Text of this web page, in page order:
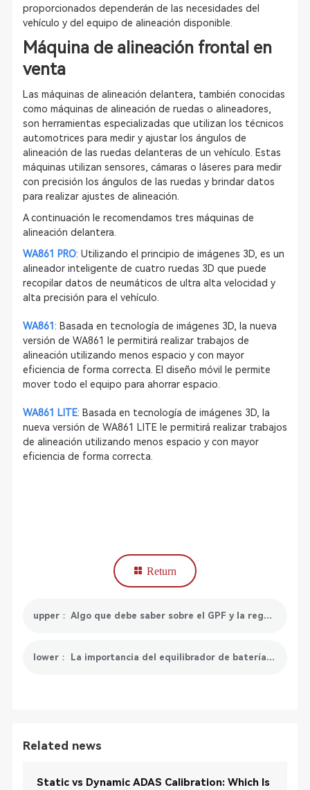
proporcionados dependerán de las necesidades del
vehículo y del equipo de alineación disponible.
Máquina de alineación frontal en
venta
Las máquinas de alineación delantera, también conocidas
como máquinas de alineación de ruedas o alineadores,
son herramientas especializadas que utilizan los técnicos
automotrices para medir y ajustar los ángulos de
alineación de las ruedas delanteras de un vehículo. Estas
máquinas utilizan sensores, cámaras o láseres para medir
con precisión los ángulos de las ruedas y brindar datos
para realizar ajustes de alineación.
A continuación le recomendamos tres máquinas de
alineación delantera.
WA861 PRO: Utilizando el principio de imágenes 3D, es un
alineador inteligente de cuatro ruedas 3D que puede
recopilar datos de neumáticos de ultra alta velocidad y
alta precisión para el vehículo.
WA861 : Basada en tecnología de imágenes 3D, la nueva
versión de WA861 le permitirá realizar trabajos de
alineación utilizando menos espacio y con mayor
eficiencia de forma correcta. El diseño móvil le permite
mover todo el equipo para ahorrar espacio.
WA861 LITE: Basada en tecnología de imágenes 3D, la
nueva versión de WA861 LITE le permitirá realizar trabajos
de alineación utilizando menos espacio y con mayor
eficiencia de forma correcta.
Return
upper： Algo que debe saber sobre el GPF y la regeneración del GPF
lower： La importancia del equilibrador de baterías de litio
Related news
Static vs Dynamic ADAS Calibration: Which Is